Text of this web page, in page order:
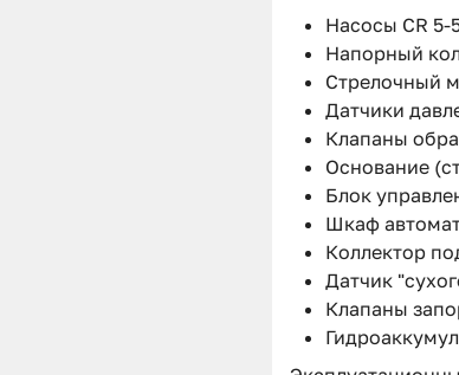
Насосы CR 5-
Напорный
Стрелочный
Датчики
Клапаны
Основание
Блок
Шкаф
Коллектор
Датчик
Клапаны